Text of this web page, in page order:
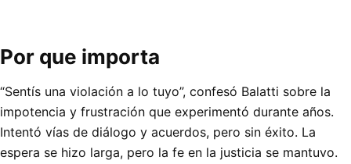
Por que importa
“Sentís una violación a lo tuyo”, confesó Balatti sobre la
impotencia y frustración que experimentó durante años.
Intentó vías de diálogo y acuerdos, pero sin éxito. La
espera se hizo larga, pero la fe en la justicia se mantuvo.